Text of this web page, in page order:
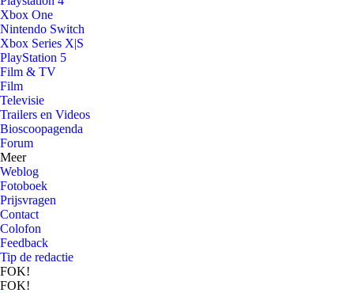
Xbox One
Nintendo Switch
Xbox Series X|S
PlayStation 5
Film & TV
Film
Televisie
Trailers en Videos
Bioscoopagenda
Forum
Meer
Weblog
Fotoboek
Prijsvragen
Contact
Colofon
Feedback
Tip de redactie
FOK!
FOK!